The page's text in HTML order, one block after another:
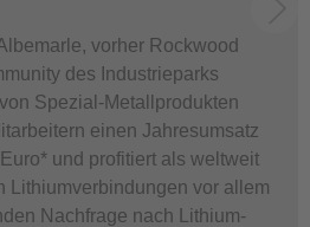
vorher Rockwood
des Industrieparks
Spezial-Metallprodukten
einen Jahresumsatz
und profitiert als weltweit
Lithiumverbindungen vor allem
Nachfrage nach Lithium-